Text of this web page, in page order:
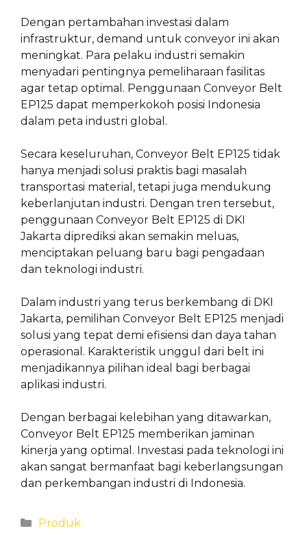
Dengan pertambahan investasi dalam
infrastruktur, demand untuk conveyor ini akan
meningkat. Para pelaku industri semakin
menyadari pentingnya pemeliharaan fasilitas
agar tetap optimal. Penggunaan Conveyor Belt
EP125 dapat memperkokoh posisi Indonesia
dalam peta industri global.
Secara keseluruhan, Conveyor Belt EP125 tidak
hanya menjadi solusi praktis bagi masalah
transportasi material, tetapi juga mendukung
keberlanjutan industri. Dengan tren tersebut,
penggunaan Conveyor Belt EP125 di DKI
Jakarta diprediksi akan semakin meluas,
menciptakan peluang baru bagi pengadaan
dan teknologi industri.
Dalam industri yang terus berkembang di DKI
Jakarta, pemilihan Conveyor Belt EP125 menjadi
solusi yang tepat demi efisiensi dan daya tahan
operasional. Karakteristik unggul dari belt ini
menjadikannya pilihan ideal bagi berbagai
aplikasi industri.
Dengan berbagai kelebihan yang ditawarkan,
Conveyor Belt EP125 memberikan jaminan
kinerja yang optimal. Investasi pada teknologi ini
akan sangat bermanfaat bagi keberlangsungan
dan perkembangan industri di Indonesia.
Categories
Produk